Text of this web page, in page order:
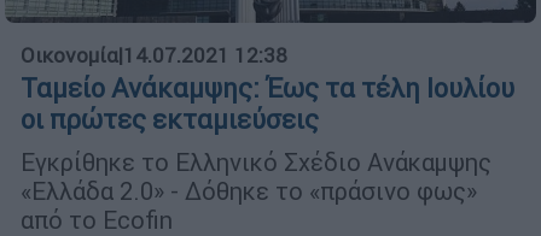
Οικονομία|14.07.2021 12:38
Ταμείο Ανάκαμψης: Έως τα τέλη Ιουλίου
οι πρώτες εκταμιεύσεις
Εγκρίθηκε το Ελληνικό Σχέδιο Ανάκαμψης
«Ελλάδα 2.0» - Δόθηκε το «πράσινο φως»
από το Ecofin